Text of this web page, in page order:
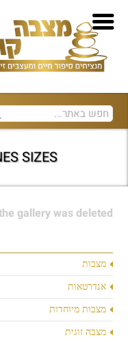
SIZES<
מצבות
אנדרטאות
מצבות מיוחדות
מצבה זוגית
gallery was deleted.